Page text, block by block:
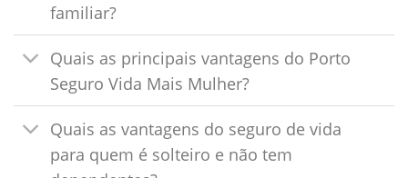
familiar?
Quais as principais vantagens do Porto
Seguro Vida Mais Mulher?
Quais as vantagens do seguro de vida
para quem é solteiro e não tem